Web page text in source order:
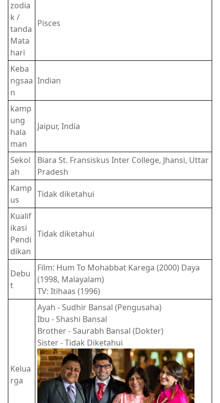
zodia
k /
tanda
Mata
hari
Pisces
Keba
ngsaa
n
Indian
kamp
ung
hala
man
Jaipur, India
Sekol
ah
Biara St. Fransiskus Inter College, Jhansi, Uttar
Pradesh
Kamp
us
Tidak diketahui
Kualif
ikasi
Pendi
dikan
Tidak diketahui
Debu
t
Film: Hum To Mohabbat Karega (2000) Daya
(1998, Malayalam)
TV: Itihaas (1996)
Kelua
rga
Ayah - Sudhir Bansal (Pengusaha)
Ibu - Shashi Bansal
Brother - Saurabh Bansal (Dokter)
Sister - Tidak Diketahui